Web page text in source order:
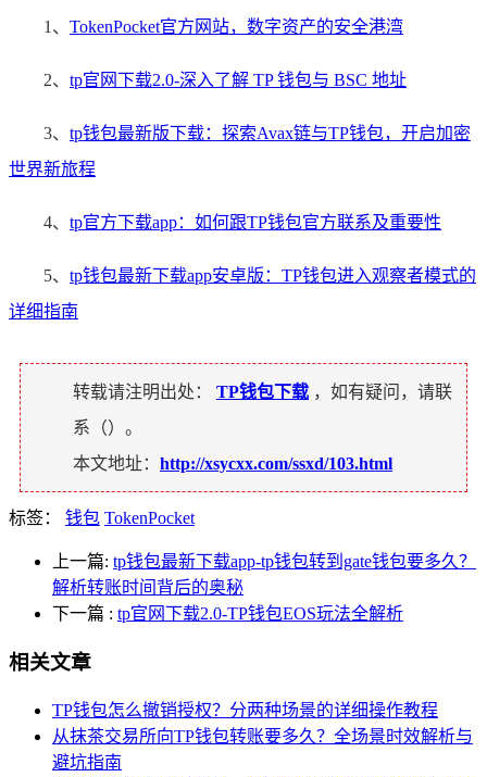
1、 TokenPocket官方网站，数字资产的安全港湾
2、 tp官网下载2.0-深入了解 TP 钱包与 BSC 地址
3、 tp钱包最新版下载：探索Avax链与TP钱包，开启加密
世界新旅程
4、 tp官方下载app：如何跟TP钱包官方联系及重要性
5、 tp钱包最新下载app安卓版：TP钱包进入观察者模式的
详细指南
转载请注明出处： TP钱包下载 ，如有疑问，请联
系（）。
本文地址： http://xsycxx.com/ssxd/103.html
标签： 钱包 TokenPocket
上一篇: tp钱包最新下载app-tp钱包转到gate钱包要多久？
解析转账时间背后的奥秘
下一篇 : tp官网下载2.0-TP钱包EOS玩法全解析
相关文章
TP钱包怎么撤销授权？分两种场景的详细操作教程
从抹茶交易所向TP钱包转账要多久？全场景时效解析与
避坑指南